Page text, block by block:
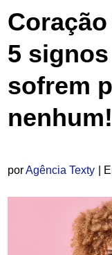
5
sofrem
nenhum!
porAgência Texty |